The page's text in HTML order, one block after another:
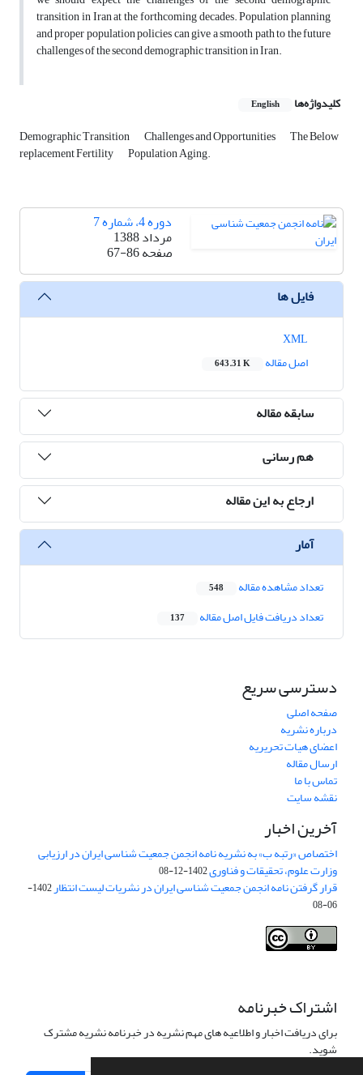
transition in Iran at the forthcoming decades. Population planning
and proper population policies can give a smooth path to the future
challenges of the second demographic transition in Iran.
کلیدواژه‌ها English
Demographic Transition Challenges and Opportunities The Below
replacement Fertility Population Aging.
دوره 4، شماره 7
مرداد 1388
صفحه67-86
فایل ها
اصل مقاله
643.31 K
سابقه مقاله
هم رسانی
ارجاع به این مقاله
آمار
تعداد مشاهده مقاله 548
تعداد دریافت فایل اصل مقاله 137
دسترسی سریع
صفحه اصلی
درباره نشریه
اعضای هیات تحریریه
ارسال مقاله
تماس با ما
نقشه سایت
آخرین اخبار
اختصاص «رتبه ب» به نشریه نامه انجمن جمعیت شناسی ایران در ارزیابی
وزارت علوم، تحقیقات و فناوری1402-12-08
قرار گرفتن نامه انجمن جمعیت شناسی ایران در نشریات لیست انتظار
1402-
06-08
اشتراک خبرنامه
برای دریافت اخبار و اطلاعیه های مهم نشریه در خبرنامه نشریه مشترک
شوید.